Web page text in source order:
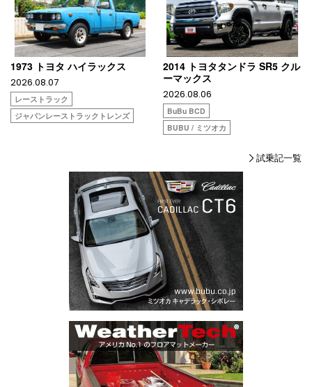
1973 トヨタ ハイラックス
2026.08.07
レーストラック
ジャパンレーストラックトレンズ
2014 トヨタタンドラ SR5 クル
ーマックス
2026.08.06
BuBu BCD
BUBU / ミツオカ
試乗記一覧